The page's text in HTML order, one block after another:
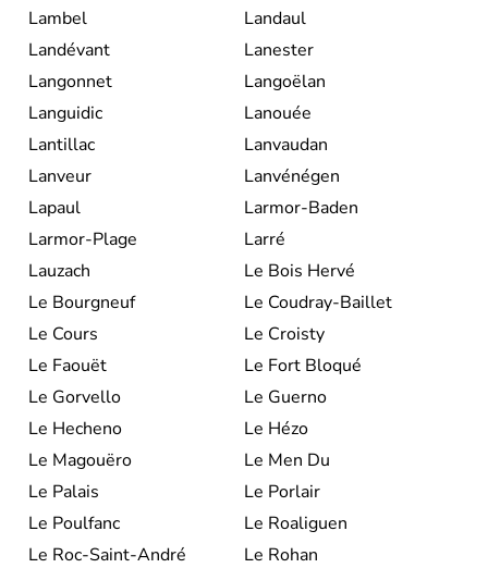
Lambel
Landaul
Landévant
Lanester
Langonnet
Langoëlan
Languidic
Lanouée
Lantillac
Lanvaudan
Lanveur
Lanvénégen
Lapaul
Larmor-Baden
Larmor-Plage
Larré
Lauzach
Le Bois Hervé
Le Bourgneuf
Le Coudray-Baillet
Le Cours
Le Croisty
Le Faouët
Le Fort Bloqué
Le Gorvello
Le Guerno
Le Hecheno
Le Hézo
Le Magouëro
Le Men Du
Le Palais
Le Porlair
Le Poulfanc
Le Roaliguen
Le Roc-Saint-André
Le Rohan